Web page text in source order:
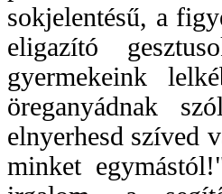
sokjelentésű, a
eligazító
gyermekeink
öreganyádnak
elnyerhesd szíved
minket